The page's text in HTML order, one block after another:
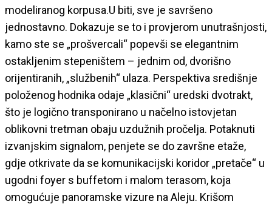
modeliranog korpusa.U biti, sve je savršeno
jednostavno. Dokazuje se to i provjerom unutrašnjosti,
kamo ste se „prošvercali“ popevši se elegantnim
ostakljenim stepeništem – jednim od, dvorišno
orijentiranih, „službenih“ ulaza. Perspektiva središnje
položenog hodnika odaje „klasični“ uredski dvotrakt,
što je logično transponirano u načelno istovjetan
oblikovni tretman obaju uzdužnih pročelja. Potaknuti
izvanjskim signalom, penjete se do završne etaže,
gdje otkrivate da se komunikacijski koridor „pretače“ u
ugodni foyer s buffetom i malom terasom, koja
omogućuje panoramske vizure na Aleju. Krišom